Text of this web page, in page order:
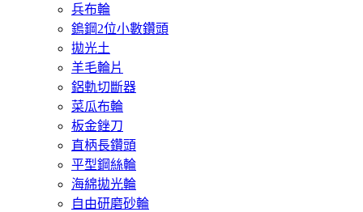
兵布輪
鎢鋼2位小數鑽頭
拋光土
羊毛輪片
鋁軌切斷器
菜瓜布輪
板金銼刀
直柄長鑽頭
平型鋼絲輪
海綿拋光輪
自由研磨砂輪